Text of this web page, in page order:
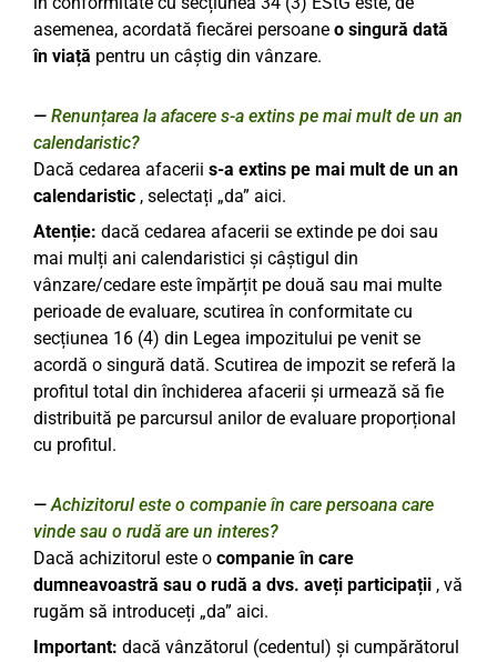
asemenea, acordată fiecărei persoane o singură dată
în viață pentru un câștig din vânzare.
Renunțarea la afacere s-a extins pe mai mult de un an
calendaristic?
Dacă cedarea afacerii s-a extins pe mai mult de un an
calendaristic , selectați „da” aici.
Atenție: dacă cedarea afacerii se extinde pe doi sau
mai mulți ani calendaristici și câștigul din
vânzare/cedare este împărțit pe două sau mai multe
perioade de evaluare, scutirea în conformitate cu
secțiunea 16 (4) din Legea impozitului pe venit se
acordă o singură dată. Scutirea de impozit se referă la
profitul total din închiderea afacerii și urmează să fie
distribuită pe parcursul anilor de evaluare proporțional
cu profitul.
Achizitorul este o companie în care persoana care
vinde sau o rudă are un interes?
Dacă achizitorul este o companie în care
dumneavoastră sau o rudă a dvs. aveți participații , vă
rugăm să introduceți „da” aici.
Important: dacă vânzătorul (cedentul) și cumpărătorul